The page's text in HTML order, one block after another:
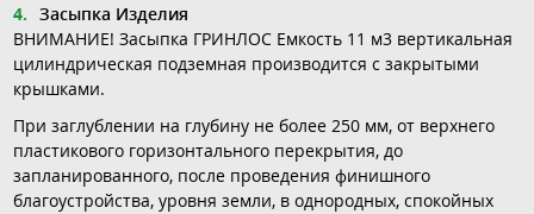
Засыпка Изделия
ВНИМАНИЕ! Засыпка ГРИНЛОС Емкость 11 м3 вертикальная
цилиндрическая подземная производится с закрытыми
крышками.
При заглублении на глубину не более 250 мм, от верхнего
пластикового горизонтального перекрытия, до
запланированного, после проведения финишного
благоустройства, уровня земли, в однородных, спокойных